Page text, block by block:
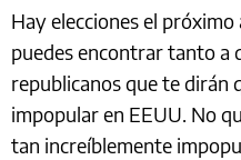
Hay elecciones el próximo
puedes encontrar tanto a
republicanos que te dirán
impopular en EEUU. No
tan increíblemente